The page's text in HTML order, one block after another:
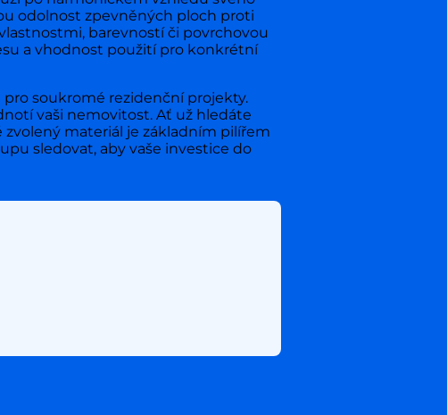
odolnost zpevněných ploch proti
barevností či povrchovou
a vhodnost použití pro konkrétní
soukromé rezidenční projekty.
vaši nemovitost. Ať už hledáte
materiál je základním pilířem
sledovat, aby vaše investice do